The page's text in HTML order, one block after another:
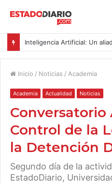
Inicio / Noticias / Academia
Academia Actualidad Noticias
Control de la
la Detención
Segundo día de la
EstadoDiario,